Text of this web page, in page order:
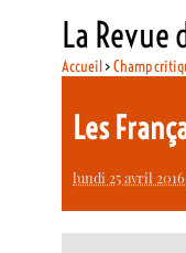
La Revue
Accueil>Champ
Les
lundi 25 avril 2016